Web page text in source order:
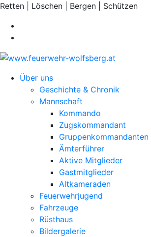
Retten | Löschen | Bergen | Schützen
Über uns
Geschichte & Chronik
Mannschaft
Kommando
Zugskommandant
Gruppenkommandanten
Ämterführer
Aktive Mitglieder
Gastmitglieder
Altkameraden
Feuerwehrjugend
Fahrzeuge
Rüsthaus
Bildergalerie